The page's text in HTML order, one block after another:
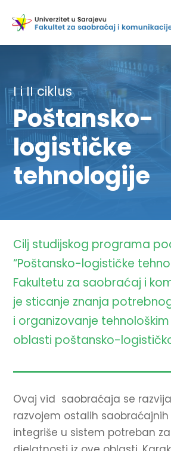
I i II ciklus
Poštansko-
logističke
tehnologije
Cilj studijskog programa
“Poštansko-logističke
Fakultetu za saobraćaj i
je sticanje znanja
i organizovanje
oblasti poštansko-
Ovaj vid saobraćaja se
razvojem ostalih
integriše u sistem potreban